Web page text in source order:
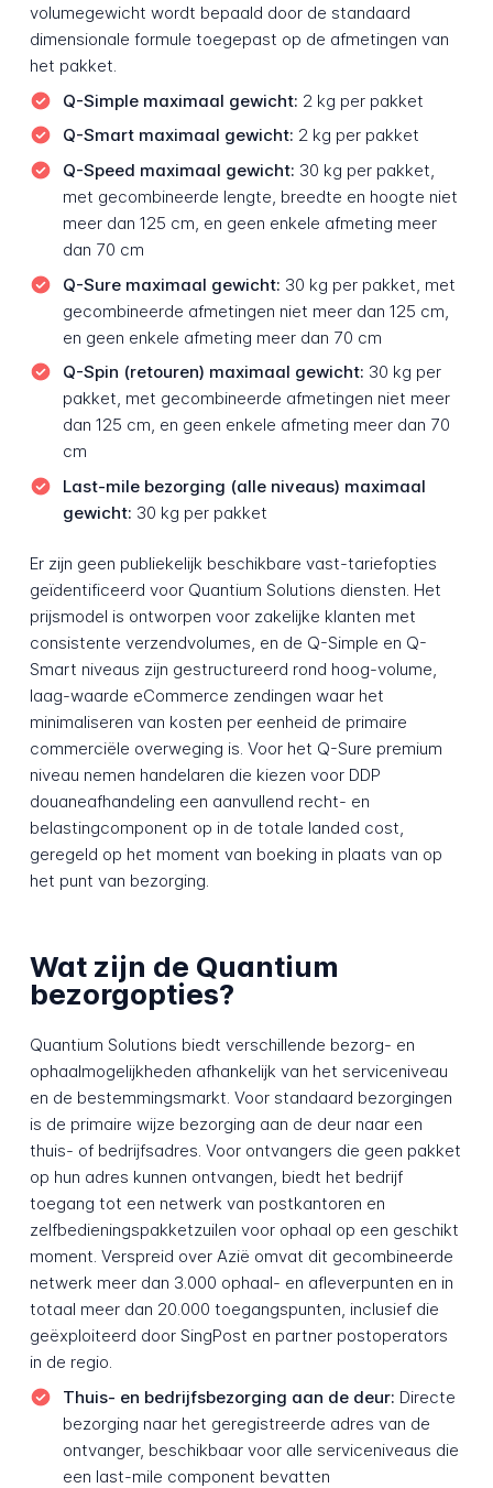
volumegewicht wordt bepaald door de standaard
dimensionale formule toegepast op de afmetingen van
het pakket.
Q-Simple maximaal gewicht: 2 kg per pakket
Q-Smart maximaal gewicht: 2 kg per pakket
Q-Speed maximaal gewicht: 30 kg per pakket,
met gecombineerde lengte, breedte en hoogte niet
meer dan 125 cm, en geen enkele afmeting meer
dan 70 cm
Q-Sure maximaal gewicht: 30 kg per pakket, met
gecombineerde afmetingen niet meer dan 125 cm,
en geen enkele afmeting meer dan 70 cm
Q-Spin (retouren) maximaal gewicht: 30 kg per
pakket, met gecombineerde afmetingen niet meer
dan 125 cm, en geen enkele afmeting meer dan 70
cm
Last-mile bezorging (alle niveaus) maximaal
gewicht: 30 kg per pakket
Er zijn geen publiekelijk beschikbare vast-tariefopties
geïdentificeerd voor Quantium Solutions diensten. Het
prijsmodel is ontworpen voor zakelijke klanten met
consistente verzendvolumes, en de Q-Simple en Q-
Smart niveaus zijn gestructureerd rond hoog-volume,
laag-waarde eCommerce zendingen waar het
minimaliseren van kosten per eenheid de primaire
commerciële overweging is. Voor het Q-Sure premium
niveau nemen handelaren die kiezen voor DDP
douaneafhandeling een aanvullend recht- en
belastingcomponent op in de totale landed cost,
geregeld op het moment van boeking in plaats van op
het punt van bezorging.
Wat zijn de Quantium
bezorgopties?
Quantium Solutions biedt verschillende bezorg- en
ophaalmogelijkheden afhankelijk van het serviceniveau
en de bestemmingsmarkt. Voor standaard bezorgingen
is de primaire wijze bezorging aan de deur naar een
thuis- of bedrijfsadres. Voor ontvangers die geen pakket
op hun adres kunnen ontvangen, biedt het bedrijf
toegang tot een netwerk van postkantoren en
zelfbedieningspakketzuilen voor ophaal op een geschikt
moment. Verspreid over Azië omvat dit gecombineerde
netwerk meer dan 3.000 ophaal- en afleverpunten en in
totaal meer dan 20.000 toegangspunten, inclusief die
geëxploiteerd door SingPost en partner postoperators
in de regio.
Thuis- en bedrijfsbezorging aan de deur: Directe
bezorging naar het geregistreerde adres van de
ontvanger, beschikbaar voor alle serviceniveaus die
een last-mile component bevatten